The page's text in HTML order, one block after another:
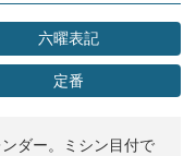
六曜表記
定番
ダー。ミシン目付で